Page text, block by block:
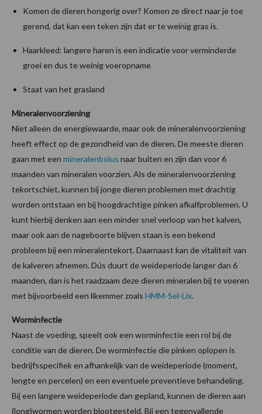
Komen de dieren hongerig over? Komen ze direct naar je toe
gerend, dat kan een teken zijn dat er te weinig gras is.
Haarkleed: langere haren is een indicatie voor verminderde
groei en dus te weinig voeropname
Staat van het grasland
Mineralenvoorziening
Niet alleen de energiewaarde, maar ook de mineralenvoorziening
heeft effect op de gezondheid van de dieren. De meeste dieren
gaan met een mineralenbolus naar buiten en zijn dan voor 6
maanden van mineralen voorzien. Als de mineralenvoorziening
tekortschiet, kunnen bij jonge dieren problemen met drachtig
worden ontstaan en bij hoogdrachtige pinken afkalfproblemen. U
kunt hierbij denken aan een minder snel verloop van het kalven,
maar ook aan de nageboorte blijven staan is een bekend
probleem bij een mineralentekort. Daarnaast kan de vitaliteit van
de kalveren afnemen. Dús duurt de weideperiode langer dan 6
maanden, dan is het raadzaam deze dieren mineralen bij te voeren
met bijvoorbeeld een likemmer zoals HMM-Sel-Lix.
Worminfectie
Naast de voeding, speelt ook een worminfectie een rol bij de
conditie van de dieren. De worminfectie die pinken oplopen is
bedrijfsspecifiek en afhankelijk van de weideperiode (moment,
lengte en percelen) en een eventuele preventieve behandeling.
Bij een langere weideperiode dan gepland, kunnen de dieren aan
(long)wormen worden blootgesteld. Bij een tegenvallende